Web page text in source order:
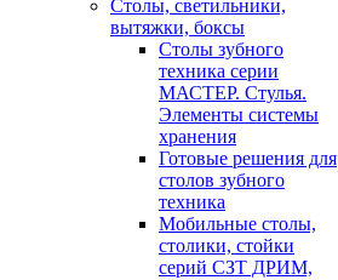
Cтолы, светильники,
вытяжки, боксы
Столы зубного
техника серии
МАСТЕР. Стулья.
Элементы системы
хранения
Готовые решения для
столов зубного
техника
Мобильные столы,
столики, стойки
серий СЗТ ДРИМ,